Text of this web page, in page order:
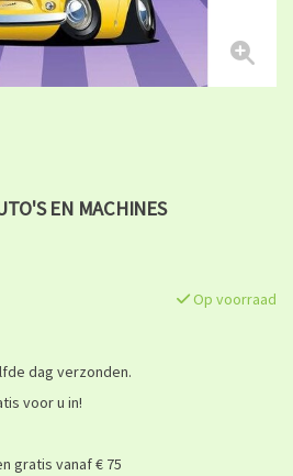
EN MACHINES
Op voorraad
dag verzonden.
voor u in!
gratis vanaf € 75